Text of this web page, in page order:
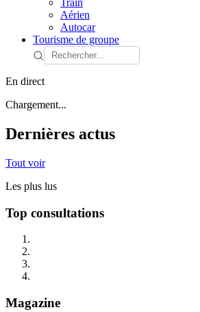
Train
Aérien
Autocar
Tourisme de groupe
En direct
Chargement...
Dernières actus
Tout voir
Les plus lus
Top consultations
Magazine